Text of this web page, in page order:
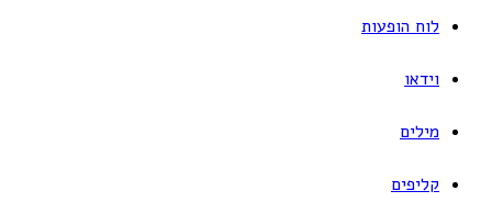
לוח הופעות
וידאו
מילים
קליפים